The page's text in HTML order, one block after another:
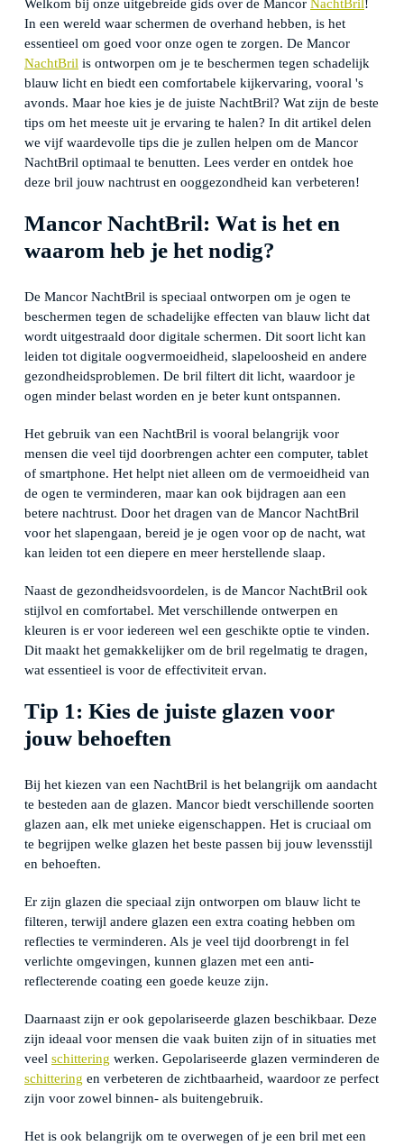
Welkom bij onze uitgebreide gids over de Mancor NachtBril!
In een wereld waar schermen de overhand hebben, is het
essentieel om goed voor onze ogen te zorgen. De Mancor
NachtBril is ontworpen om je te beschermen tegen schadelijk
blauw licht en biedt een comfortabele kijkervaring, vooral 's
avonds. Maar hoe kies je de juiste NachtBril? Wat zijn de beste
tips om het meeste uit je ervaring te halen? In dit artikel delen
we vijf waardevolle tips die je zullen helpen om de Mancor
NachtBril optimaal te benutten. Lees verder en ontdek hoe
deze bril jouw nachtrust en ooggezondheid kan verbeteren!
Mancor NachtBril: Wat is het en
waarom heb je het nodig?
De Mancor NachtBril is speciaal ontworpen om je ogen te
beschermen tegen de schadelijke effecten van blauw licht dat
wordt uitgestraald door digitale schermen. Dit soort licht kan
leiden tot digitale oogvermoeidheid, slapeloosheid en andere
gezondheidsproblemen. De bril filtert dit licht, waardoor je
ogen minder belast worden en je beter kunt ontspannen.
Het gebruik van een NachtBril is vooral belangrijk voor
mensen die veel tijd doorbrengen achter een computer, tablet
of smartphone. Het helpt niet alleen om de vermoeidheid van
de ogen te verminderen, maar kan ook bijdragen aan een
betere nachtrust. Door het dragen van de Mancor NachtBril
voor het slapengaan, bereid je je ogen voor op de nacht, wat
kan leiden tot een diepere en meer herstellende slaap.
Naast de gezondheidsvoordelen, is de Mancor NachtBril ook
stijlvol en comfortabel. Met verschillende ontwerpen en
kleuren is er voor iedereen wel een geschikte optie te vinden.
Dit maakt het gemakkelijker om de bril regelmatig te dragen,
wat essentieel is voor de effectiviteit ervan.
Tip 1: Kies de juiste glazen voor
jouw behoeften
Bij het kiezen van een NachtBril is het belangrijk om aandacht
te besteden aan de glazen. Mancor biedt verschillende soorten
glazen aan, elk met unieke eigenschappen. Het is cruciaal om
te begrijpen welke glazen het beste passen bij jouw levensstijl
en behoeften.
Er zijn glazen die speciaal zijn ontworpen om blauw licht te
filteren, terwijl andere glazen een extra coating hebben om
reflecties te verminderen. Als je veel tijd doorbrengt in fel
verlichte omgevingen, kunnen glazen met een anti-
reflecterende coating een goede keuze zijn.
Daarnaast zijn er ook gepolariseerde glazen beschikbaar. Deze
zijn ideaal voor mensen die vaak buiten zijn of in situaties met
veel schittering werken. Gepolariseerde glazen verminderen de
schittering en verbeteren de zichtbaarheid, waardoor ze perfect
zijn voor zowel binnen- als buitengebruik.
Het is ook belangrijk om te overwegen of je een bril met een